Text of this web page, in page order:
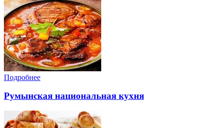
Подробнее
Румынская национальная кухня